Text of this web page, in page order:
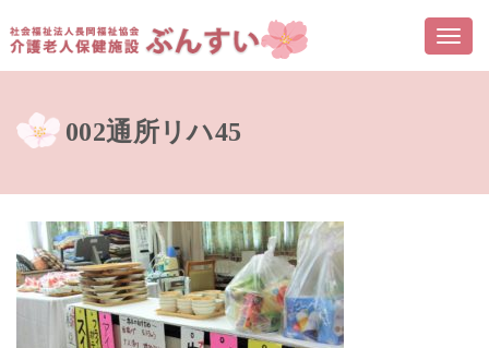
002通所リハ45